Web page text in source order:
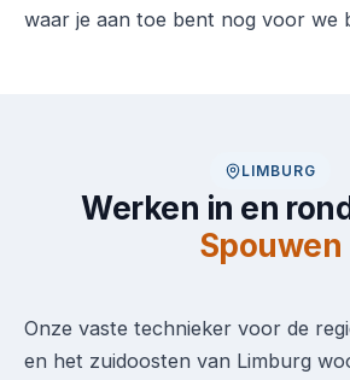
waar je aan toe bent nog voor we
LIMBURG
Werken in en
Spouwen
Onze vaste technieker voor de
en het zuidoosten van Limburg